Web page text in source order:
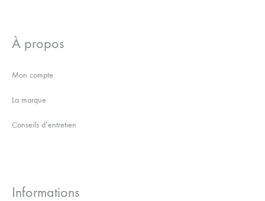
À propos
Mon compte
La marque
Conseils d’entretien
Informations